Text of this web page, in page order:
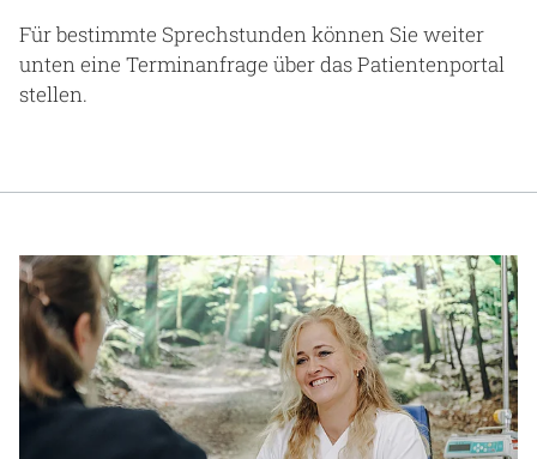
Für bestimmte Sprechstunden können Sie weiter
unten eine Terminanfrage über das Patientenportal
stellen.